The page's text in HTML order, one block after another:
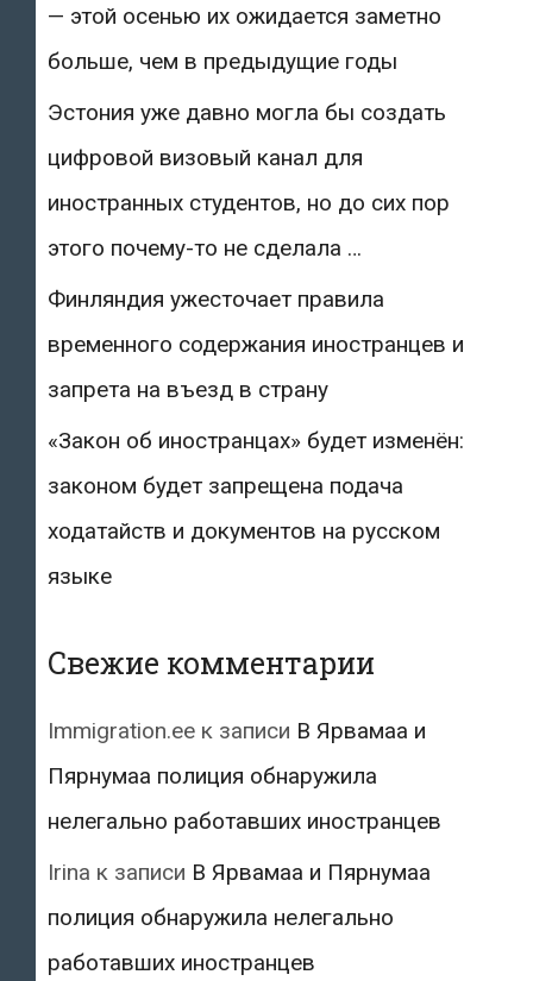
— этой осенью их ожидается заметно
больше, чем в предыдущие годы
Эстония уже давно могла бы создать
цифровой визовый канал для
иностранных студентов, но до сих пор
этого почему-то не сделала …
Финляндия ужесточает правила
временного содержания иностранцев и
запрета на въезд в страну
«Закон об иностранцах» будет изменён:
законом будет запрещена подача
ходатайств и документов на русском
языке
Свежие комментарии
Immigration.ee к записи В Ярвамаа и
Пярнумаа полиция обнаружила
нелегально работавших иностранцев
Irina к записи В Ярвамаа и Пярнумаа
полиция обнаружила нелегально
работавших иностранцев